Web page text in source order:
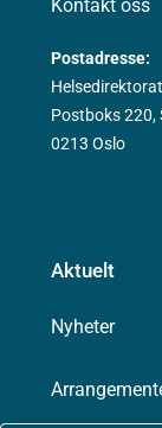
Kontakt oss
Postadresse:
Postboks 220,
0213 Oslo
Aktuelt
Nyheter